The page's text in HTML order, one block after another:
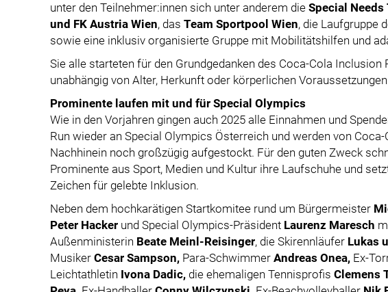
unter den Teilnehmer:innen sich unter anderem die Special Needs
und FK Austria Wien, das Team Sportpool Wien, die Laufgruppe
sowie eine inklusiv organisierte Gruppe mit Mobilitätshilfen und
Sie alle starteten für den Grundgedanken des Coca-Cola Inclusion
unabhängig von Alter, Herkunft oder körperlichen
Prominente laufen mit und für Special Olympics
Wie in den Vorjahren gingen auch 2025 alle Einnahmen und
Run wieder an Special Olympics Österreich und werden von
Nachhinein noch großzügig aufgestockt. Für den guten Zweck
Prominente aus Sport, Medien und Kultur ihre Laufschuhe und
Zeichen für gelebte Inklusion.
Neben dem hochkarätigen Startkomitee rund um Bürgermeister
Peter Hacker und Special Olympics-Präsident Laurenz Maresch
Außenministerin Beate Meinl-Reisinger, die Skirennläufer Lukas
Musiker Cesar Sampson, Para-Schwimmer Andreas Onea, Ex-
Leichtathletin Ivona Dadic, die ehemaligen Tennisprofis Clemens